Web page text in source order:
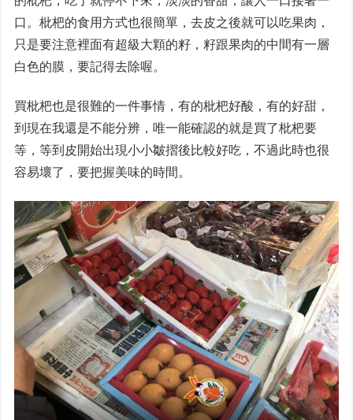
口。枇杷的食用方式也很簡單，去皮之後就可以吃果肉，
只是要注意裡面有超級大顆的籽，籽跟果肉的中間有一層
白色的膜，要記得去除喔。
買枇杷也是很難的一件事情，有的枇杷好酸，有的好甜，
到現在我還是不能分辨，唯一能確認的就是買了枇杷要
等，等到皮開始出現小小皺摺後比較好吃，不過此時也很
容易壞了，要把握美味的時間。